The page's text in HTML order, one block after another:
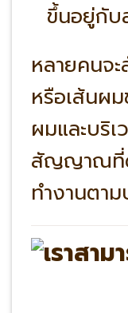
ขึ้นอยู่กับ
หลายคนจ
หรือเส้นผ
ผมและบริ
สัญญาณที่ดี
ทำงานตา